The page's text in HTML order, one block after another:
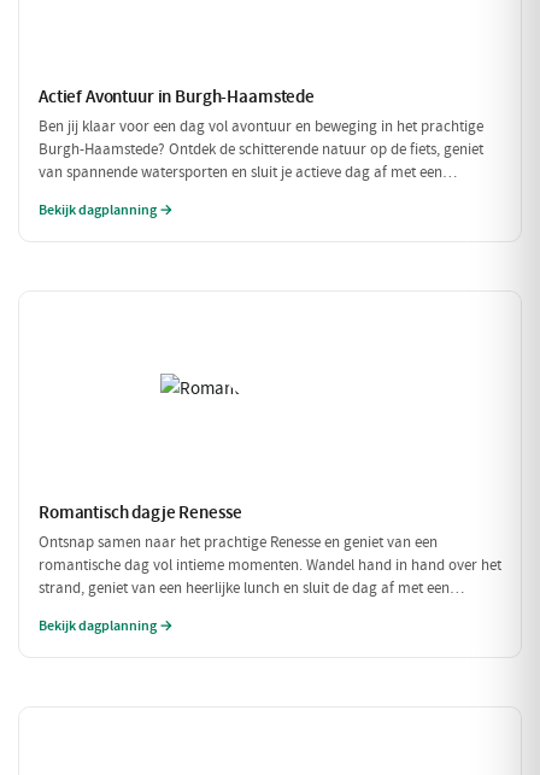
Actief Avontuur in Burgh-Haamstede
Ben jij klaar voor een dag vol avontuur en beweging in het prachtige
Burgh-Haamstede? Ontdek de schitterende natuur op de fiets, geniet
van spannende watersporten en sluit je actieve dag af met een
Bekijk dagplanning →
Romantisch dagje Renesse
Ontsnap samen naar het prachtige Renesse en geniet van een
romantische dag vol intieme momenten. Wandel hand in hand over het
strand, geniet van een heerlijke lunch en sluit de dag af met een
elkaar willen verwennen!
Bekijk dagplanning →